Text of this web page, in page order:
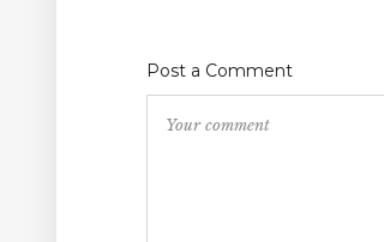
Post a Comment